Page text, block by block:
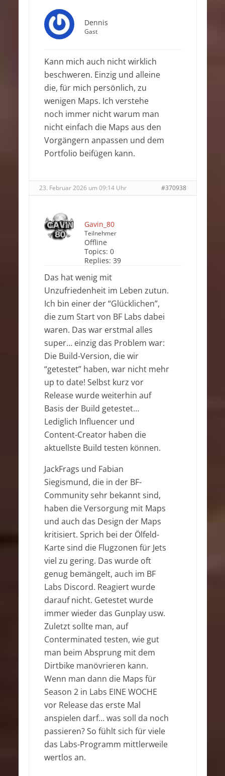
Dennis
Gast
Kann mich auch nicht wirklich
beschweren. Einzig und alleine
die, für mich persönlich, zu
wenigen Maps. Ich verstehe
noch immer nicht warum man
nicht einfach die Maps aus den
Vorgängern anpassen und dem
Portfolio beifügen kann.
23. Februar 2026 um 09:14 Uhr #370938
Gavin_80
Teilnehmer
Offline
Topics: 0
Replies: 39
Das hat wenig mit
Unzufriedenheit im Leben zutun.
Ich bin einer der “Glücklichen”,
die zum Start von BF Labs dabei
waren. Das war erstmal alles
super… einzig das Problem war:
Die Build-Version, die wir
“getestet” haben, war nicht mehr
up to date! Selbst kurz vor
Release wurde weiterhin auf
Basis der Build getestet…
Lediglich Influencer und
Content-Creator haben die
aktuellste Build testen können.
JackFrags und Fabian
Siegismund, die in der BF-
Community sehr bekannt sind,
haben die Versorgung mit Maps
und auch das Design der Maps
kritisiert. Sprich bei der Ölfeld-
Karte sind die Flugzonen für Jets
viel zu gering. Das wurde oft
genug bemängelt, auch im BF
Labs Discord. Reagiert wurde
darauf nicht. Getestet wurde
immer wieder das Gunplay usw.
Zuletzt sollte man, auf
Conterminated testen, wie gut
man beim Absprung mit dem
Dirtbike manövrieren kann.
Wenn man dann die Maps für
Season 2 in Labs EINE WOCHE
vor Release das erste Mal
anspielen darf… was soll da noch
passieren? So fühlt sich für viele
das Labs-Programm mittlerweile
wertlos an.